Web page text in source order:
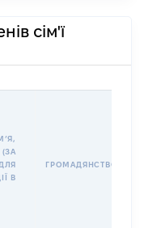
сім'ї
(ЗА
В
ГРОМАДЯНСТВО